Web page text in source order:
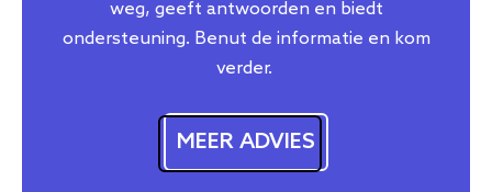
weg, geeft antwoorden en biedt
ondersteuning. Benut de informatie en kom
verder.
MEER ADVIES